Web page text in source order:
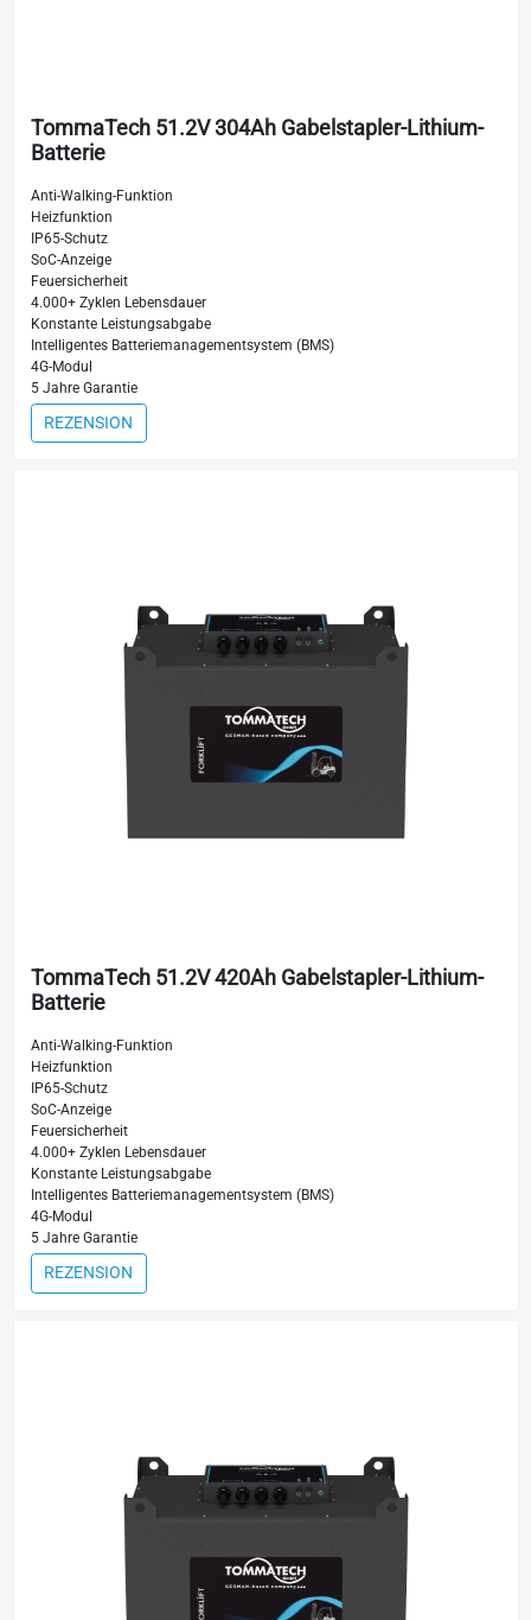
TommaTech 51.2V 304Ah Gabelstapler-Lithium-
Batterie
Anti-Walking-Funktion
Heizfunktion
IP65-Schutz
SoC-Anzeige
Feuersicherheit
4.000+ Zyklen Lebensdauer
Konstante Leistungsabgabe
Intelligentes Batteriemanagementsystem (BMS)
4G-Modul
5 Jahre Garantie
REZENSION
TommaTech 51.2V 420Ah Gabelstapler-Lithium-
Batterie
Anti-Walking-Funktion
Heizfunktion
IP65-Schutz
SoC-Anzeige
Feuersicherheit
4.000+ Zyklen Lebensdauer
Konstante Leistungsabgabe
Intelligentes Batteriemanagementsystem (BMS)
4G-Modul
5 Jahre Garantie
REZENSION